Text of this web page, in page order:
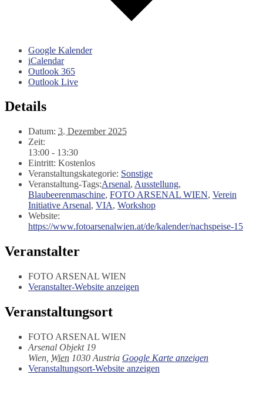
Google Kalender
iCalendar
Outlook 365
Outlook Live
Details
Datum: 3. Dezember 2025
Zeit:
13:00 - 13:30
Eintritt: Kostenlos
Veranstaltungskategorie: Sonstige
Veranstaltung-Tags:Arsenal, Ausstellung,
Blaubeerenmaschine, FOTO ARSENAL WIEN, Verein
Initiative Arsenal, VIA, Workshop
Website:
https://www.fotoarsenalwien.at/de/kalender/nachspeise-15
Veranstalter
FOTO ARSENAL WIEN
Veranstalter-Website anzeigen
Veranstaltungsort
FOTO ARSENAL WIEN
Arsenal Objekt 19
Wien Wien 1030 Austria Google Karte anzeigen
Veranstaltungsort-Website anzeigen